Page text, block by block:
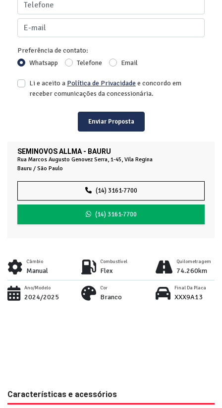
SEMINOVOS ALLMA - BAURU
Rua Marcos Augusto Genovez Serra, 1-45, Vila Regina
Bauru / São Paulo
(14) 3161-7700
(14) 3161-7700
Preferência de contato:
Whatsapp
Telefone Email
Li e aceito a Política de Privacidadee concordo em
receber comunicações da concessionária.
Enviar Proposta
Câmbio
Manual
Combustível
Flex
Quilometragem
74.260km
Ano/Modelo
2024/2025
Cor
Branco
Final Da Placa
XXX9A13
Características e acessórios